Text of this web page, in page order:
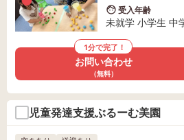
受入年齢
未就学 小学生 中
1分で完了！
お問い合わせ
（無料）
児童発達支援ぶるーむ美園